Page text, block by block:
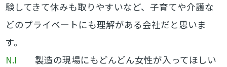
験してきて休みも取りやすいなど、子育てや介護な
どのプライベートにも理解がある会社だと思いま
す。
N.I 製造の現場にもどんどん女性が入ってほしい